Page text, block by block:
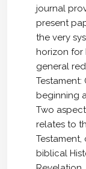
journal
present
the very
horizon for
general
Testament:
beginning
Two
relates to
biblical